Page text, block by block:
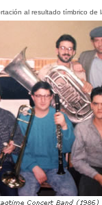
al resultado tímbrico de